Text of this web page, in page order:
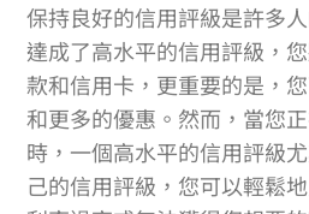
保持良好的信用評級是許多
達成了高水平的信用評級，
款和信用卡，更重要的是，
和更多的優惠。然而，當您
時，一個高水平的信用評級
己的信用評級，您可以輕鬆